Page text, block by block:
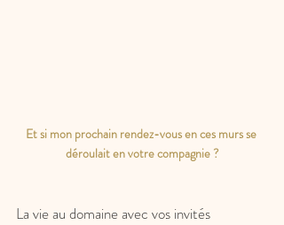
Et si mon prochain rendez-vous en ces murs se
déroulait en votre compagnie ?
La vie au domaine avec vos invités